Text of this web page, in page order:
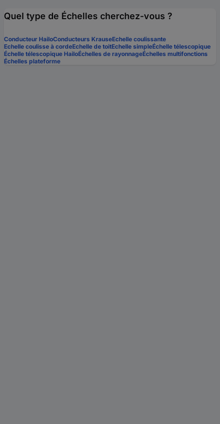
Quel type de Échelles cherchez-vous ?
Conducteur HailoConducteurs KrauseEchelle coulissante
Echelle coulisse à cordeEchelle de toitEchelle simpleÉchelle télescopique
Échelle télescopique HailoÉchelles de rayonnageÉchelles multifonctions
Échelles plateforme